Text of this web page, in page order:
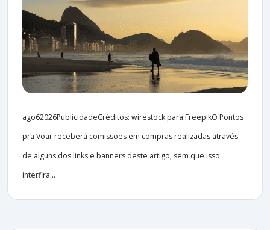
ago62026PublicidadeCréditos: wirestock para FreepikO Pontos
pra Voar receberá comissões em compras realizadas através
de alguns dos links e banners deste artigo, sem que isso
interfira...